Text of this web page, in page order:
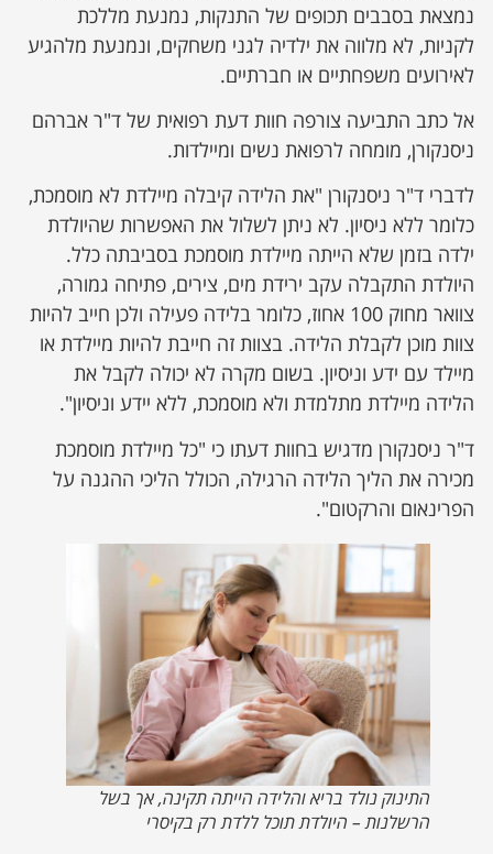
נמצאת בסבבים תכופים של התנקות, נמנעת מללכת
לקניות, לא מלווה את ילדיה לגני משחקים, ונמנעת מלהגיע
לאירועים משפחתיים או חברתיים.
אל כתב התביעה צורפה חוות דעת רפואית של ד"ר אברהם
ניסנקורן, מומחה לרפואת נשים ומיילדות.
לדברי ד"ר ניסנקורן "את הלידה קיבלה מיילדת לא מוסמכת,
כלומר ללא ניסיון. לא ניתן לשלול את האפשרות שהיולדת
ילדה בזמן שלא הייתה מיילדת מוסמכת בסביבתה כלל.
היולדת התקבלה עקב ירידת מים, צירים, פתיחה גמורה,
צוואר מחוק 100 אחוז, כלומר בלידה פעילה ולכן חייב להיות
צוות מוכן לקבלת הלידה. בצוות זה חייבת להיות מיילדת או
מיילד עם ידע וניסיון. בשום מקרה לא יכולה לקבל את
הלידה מיילדת מתלמדת ולא מוסמכת, ללא יידע וניסיון".
ד"ר ניסנקורן מדגיש בחוות דעתו כי "כל מיילדת מוסמכת
מכירה את הליך הלידה הרגילה, הכולל הליכי ההגנה על
הפרינאום והרקטום".
התינוק נולד בריא והלידה הייתה תקינה, אך בשל
הרשלנות – היולדת תוכל ללדת רק בקיסרי